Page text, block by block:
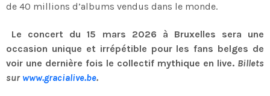
de 40 millions d’albums vendus dans le monde.
Le concert du 15 mars 2026 à Bruxelles sera une
occasion unique et irrépétible pour les fans belges de
voir une dernière fois le collectif mythique en live. Billets
sur www.gracialive.be.